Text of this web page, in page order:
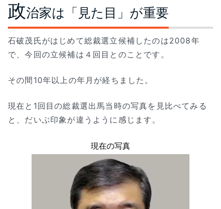
政治家は「見た目」が重要
石破茂氏がはじめて総裁選立候補したのは2008年
で、今回の立候補は４回目とのことです。
その間10年以上の年月が経ちました。
現在と1回目の総裁選出馬当時の写真を見比べてみる
と、だいぶ印象が違うように感じます。
現在の写真